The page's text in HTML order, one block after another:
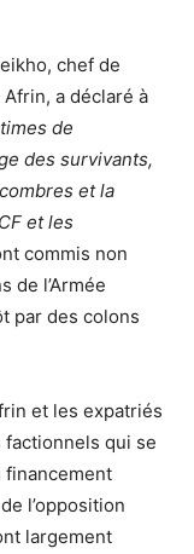
chef de
Afrin, a déclaré à
de
des survivants,
et la
et les
commis non
de l’Armée
par des colons
et les expatriés
qui se
financement
l’opposition
largement